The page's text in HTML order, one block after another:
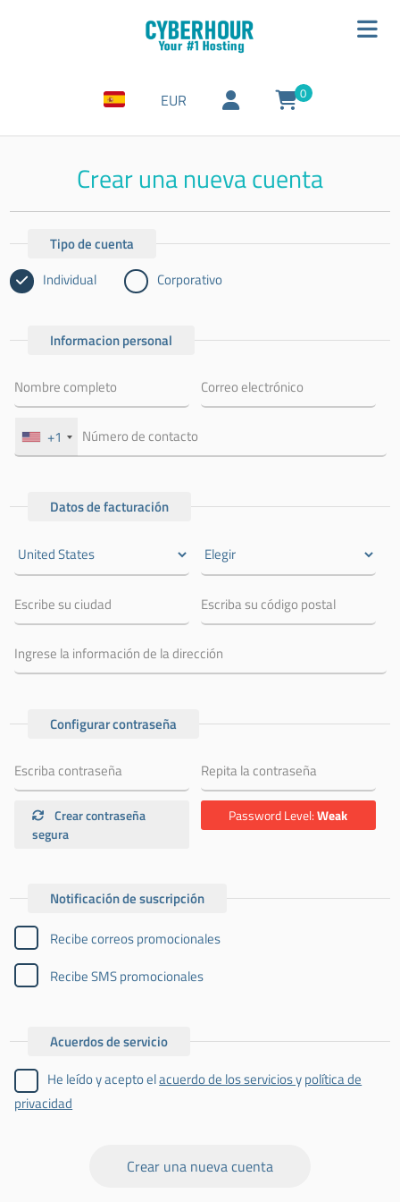
EUR 0
Crear una nueva cuenta
Tipo de cuenta
Individual
Corporativo
Informacion personal
+1
Datos de facturación
Configurar contraseña
Crear contraseña
segura
Password Level:Weak
Notificación de suscripción
Recibe correos promocionales
Recibe SMS promocionales
Acuerdos de servicio
He leído y acepto elacuerdo de los serviciosypolítica de
privacidad
Crear una nueva cuenta